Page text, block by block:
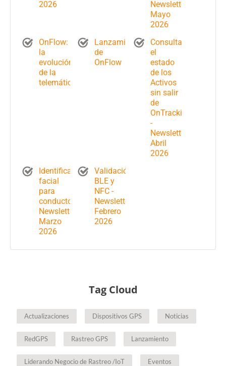
2026
Newsletter
Mayo
2026
OnFlow:
la
evolución
de la
telemática
Lanzamiento
de
OnFlow
Consulta
el
estado
de los
Activos
sin salir
de
OnTracking
-
Newsletter
Abril
2026
Identificación
facial
para
conductores-
Newsletter
Marzo
2026
Validación
BLE y
NFC -
Newsletter
Febrero
2026
Tag Cloud
Actualizaciones Dispositivos GPS Noticias
RedGPS Rastreo GPS Lanzamiento
Liderando Negocio de Rastreo /IoT Eventos